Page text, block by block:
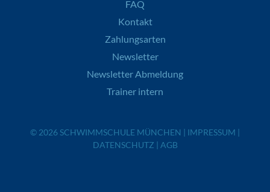
FAQ
Kontakt
Zahlungsarten
Newsletter
Newsletter Abmeldung
Trainer intern
© 2026 SCHWIMMSCHULE MÜNCHEN | IMPRESSUM |
DATENSCHUTZ | AGB